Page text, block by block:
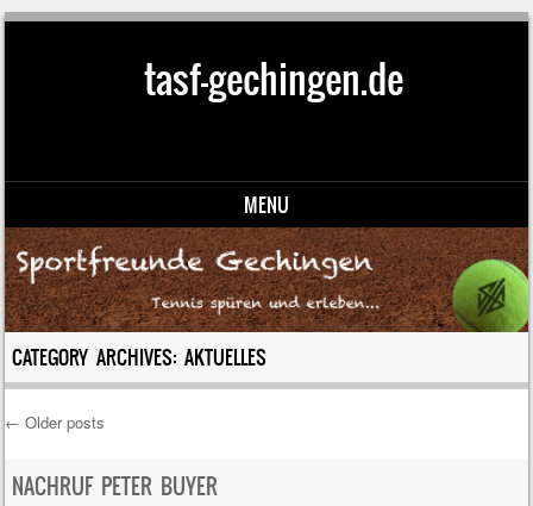
tasf-gechingen.de
MENU
Skip to content
CATEGORY ARCHIVES:AKTUELLES
Post navigation
← Older posts
NACHRUF PETER BUYER